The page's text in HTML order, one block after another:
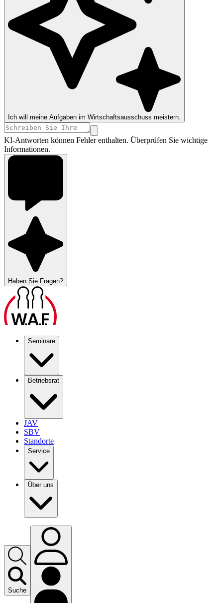
Ich will meine Aufgaben im Wirtschaftsausschuss meistern.
KI-Antworten können Fehler enthalten. Überprüfen Sie wichtige
Informationen.
Haben Sie Fragen?
Seminare
Betriebsrat
JAV
SBV
Standorte
Service
Über uns
Suche